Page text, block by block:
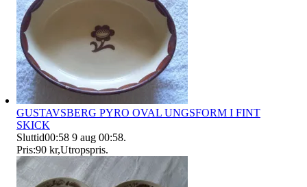
GUSTAVSBERG PYRO OVAL UNGSFORM I FINT
SKICK
Sluttid00:58 9 aug 00:58.
Pris:90 kr,Utropspris.